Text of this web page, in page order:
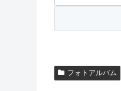
フォトアルバム